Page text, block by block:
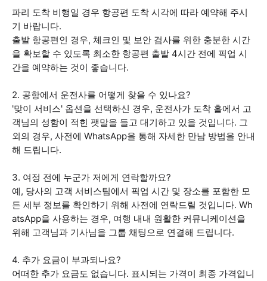
파리 도착 비행일 경우 항공편 도착 시각에 따라 예약해 주시
기 바랍니다.
출발 항공편인 경우, 체크인 및 보안 검사를 위한 충분한 시간
을 확보할 수 있도록 최소한 항공편 출발 4시간 전에 픽업 시
간을 예약하는 것이 좋습니다.
2. 공항에서 운전사를 어떻게 찾을 수 있나요?
'맞이 서비스' 옵션을 선택하신 경우, 운전사가 도착 홀에서 고
객님의 성함이 적힌 팻말을 들고 대기하고 있을 것입니다. 그
외의 경우, 사전에 WhatsApp을 통해 자세한 만남 방법을 안내
해 드립니다.
3. 여정 전에 누군가 저에게 연락할까요?
예, 당사의 고객 서비스팀에서 픽업 시간 및 장소를 포함한 모
든 세부 정보를 확인하기 위해 사전에 연락드릴 것입니다. Wh
atsApp을 사용하는 경우, 여행 내내 원활한 커뮤니케이션을
위해 고객님과 기사님을 그룹 채팅으로 연결해 드립니다.
4. 추가 요금이 부과되나요?
어떠한 추가 요금도 없습니다. 표시되는 가격이 최종 가격입니